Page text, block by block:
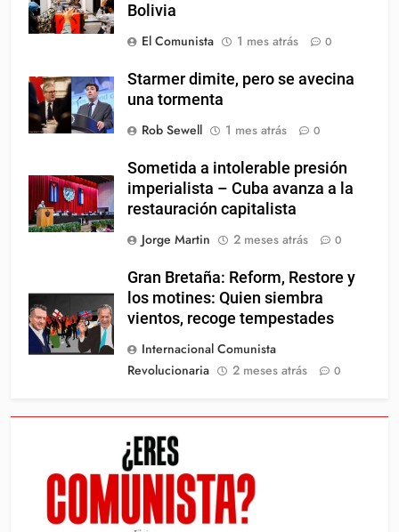
Bolivia
El Comunista
1 mes atrás 0
Starmer dimite, pero se avecina
una tormenta
Rob Sewell
1 mes atrás 0
Sometida a intolerable presión
imperialista – Cuba avanza a la
restauración capitalista
Jorge Martin
2 meses atrás 0
Gran Bretaña: Reform, Restore y
los motines: Quien siembra
vientos, recoge tempestades
Internacional Comunista
Revolucionaria
2 meses atrás 0